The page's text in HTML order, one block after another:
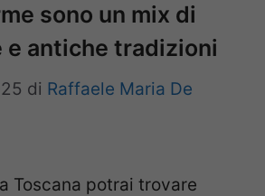
sono un mix di
e antiche tradizioni
di Raffaele Maria De
Toscana potrai trovare